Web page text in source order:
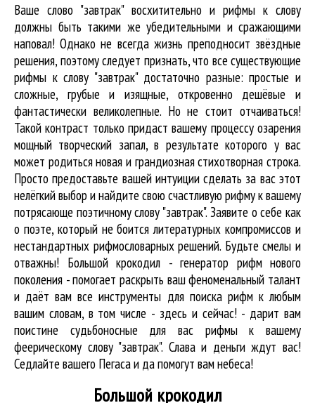
Ваше слово "завтрак" восхитительно и рифмы к слову
должны быть такими же убедительными и сражающими
наповал! Однако не всегда жизнь преподносит звёздные
решения, поэтому следует признать, что все существующие
рифмы к слову "завтрак" достаточно разные: простые и
сложные, грубые и изящные, откровенно дешёвые и
фантастически великолепные. Но не стоит отчаиваться!
Такой контраст только придаст вашему процессу озарения
мощный творческий запал, в результате которого у вас
может родиться новая и грандиозная стихотворная строка.
Просто предоставьте вашей интуиции сделать за вас этот
нелёгкий выбор и найдите свою счастливую рифму к вашему
потрясающе поэтичному слову "завтрак". Заявите о себе как
о поэте, который не боится литературных компромиссов и
нестандартных рифмословарных решений. Будьте смелы и
отважны! Большой крокодил - генератор рифм нового
поколения - помогает раскрыть ваш феноменальный талант
и даёт вам все инструменты для поиска рифмк любым
вашим словам, в том числе - здесь и сейчас! - дарит вам
поистине судьбоносные для вас рифмы к вашему
феерическому слову "завтрак". Слава и деньги ждут вас!
Седлайте вашего Пегаса и да помогут вам небеса!
Большой крокодил